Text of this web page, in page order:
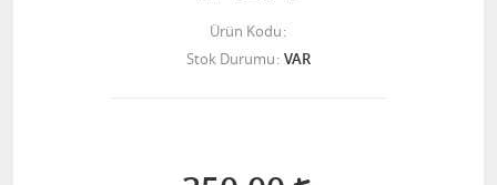
Ürün Kodu
Stok Durumu VAR